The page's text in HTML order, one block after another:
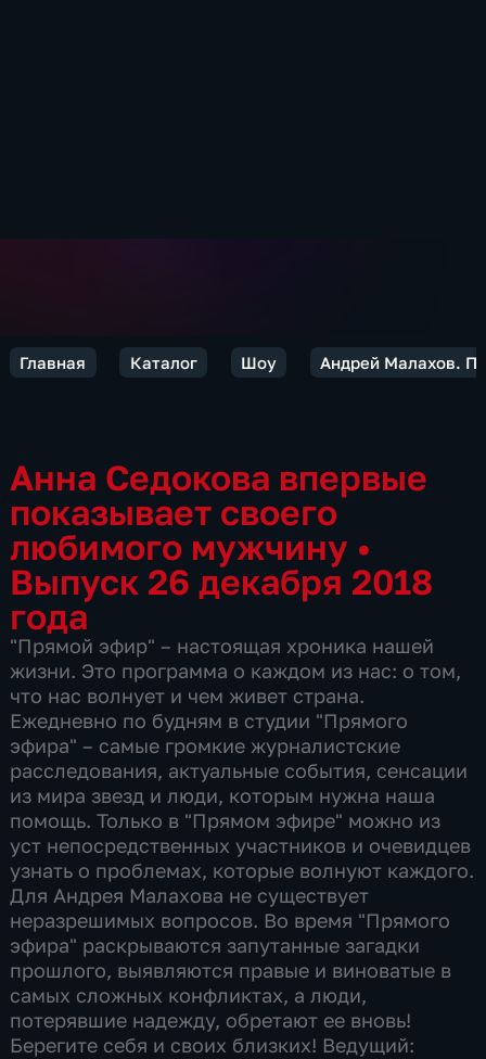
Главная Каталог Шоу Андрей Малахов.
Анна Седокова впервые
показывает своего
любимого мужчину •
Выпуск 26 декабря 2018
года
"Прямой эфир" – настоящая хроника нашей
жизни. Это программа о каждом из нас: о том,
что нас волнует и чем живет страна.
Ежедневно по будням в студии "Прямого
эфира" – самые громкие журналистские
расследования, актуальные события, сенсации
из мира звезд и люди, которым нужна наша
помощь. Только в "Прямом эфире" можно из
уст непосредственных участников и очевидцев
узнать о проблемах, которые волнуют каждого.
Для Андрея Малахова не существует
неразрешимых вопросов. Во время "Прямого
эфира" раскрываются запутанные загадки
прошлого, выявляются правые и виноватые в
самых сложных конфликтах, а люди,
потерявшие надежду, обретают ее вновь!
Берегите себя и своих близких! Ведущий: